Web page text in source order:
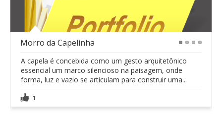
Morro da Capelinha
A capela é concebida como um gesto arquitetônico
essencial um marco silencioso na paisagem, onde
forma, luz e vazio se articulam para construir uma...
1